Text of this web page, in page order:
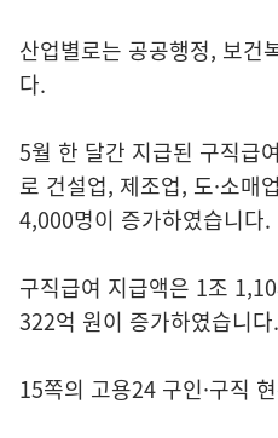
산업별로는 공공행정, 보건
다.
5월 한 달간 지급된 구직급
로 건설업, 제조업, 도·소매
4,000명이 증가하였습니다.
구직급여 지급액은 1조
322억 원이 증가하였습니다.
15쪽의 고용24 구인·구직